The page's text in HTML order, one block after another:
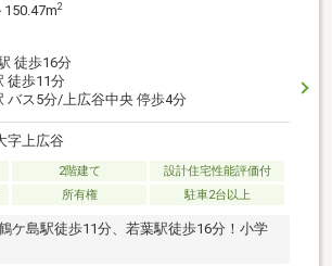
150.47m2
徒歩16分
徒歩11分
バス5分/上広谷中央 停歩4分
字上広谷
2階建て
設計住宅性能評価付
所有権 駐車2台以上
ケ島駅徒歩11分、若葉駅徒歩16分！小学